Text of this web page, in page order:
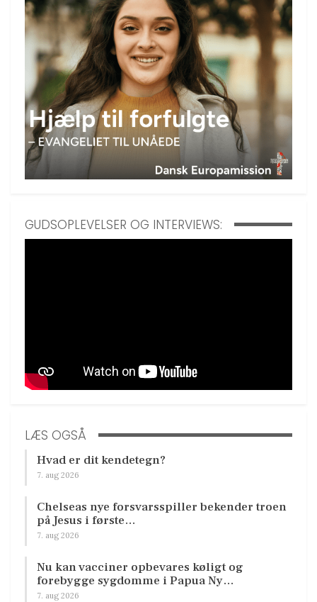
GUDSOPLEVELSER OG INTERVIEWS:
LÆS OGSÅ
Hvad er dit kendetegn?
7. aug 2026
Chelseas nye forsvarsspiller bekender troen
på Jesus i første…
7. aug 2026
Nu kan vacciner opbevares køligt og
forebygge sygdomme i Papua Ny…
7. aug 2026